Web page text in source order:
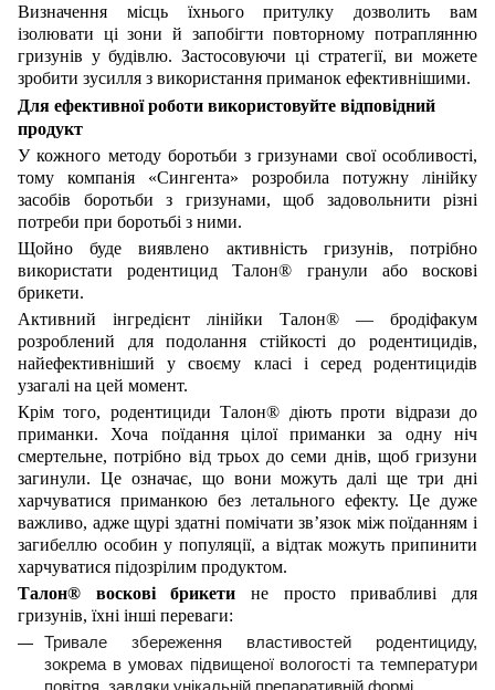
Визначення місць їхнього притулку дозволить вам
ізолювати ці зони й запобігти повторному потраплянню
гризунів у будівлю. Застосовуючи ці стратегії, ви можете
зробити зусилля з використання приманок ефективнішими.
Для ефективної роботи використовуйте відповідний
продукт
У кожного методу боротьби з гризунами свої особливості,
тому компанія «Сингента» розробила потужну лінійку
засобів боротьби з гризунами, щоб задовольнити різні
потреби при боротьбі з ними.
Щойно буде виявлено активність гризунів, потрібно
використати родентицид Талон® гранули або воскові
брикети.
Активний інгредієнт лінійки Талон® — бродіфакум
розроблений для подолання стійкості до родентицидів,
найефективніший у своєму класі і серед родентицидів
узагалі на цей момент.
Крім того, родентициди Талон® діють проти відрази до
приманки. Хоча поїдання цілої приманки за одну ніч
смертельне, потрібно від трьох до семи днів, щоб гризуни
загинули. Це означає, що вони можуть далі ще три дні
харчуватися приманкою без летального ефекту. Це дуже
важливо, адже щурі здатні помічати зв’язок між поїданням і
загибеллю особин у популяції, а відтак можуть припинити
харчуватися підозрілим продуктом.
Талон® воскові брикети не просто привабливі для
гризунів, їхні інші переваги:
Тривале збереження властивостей родентициду,
зокрема в умовах підвищеної вологості та температури
повітря, завдяки унікальній препаративній формі